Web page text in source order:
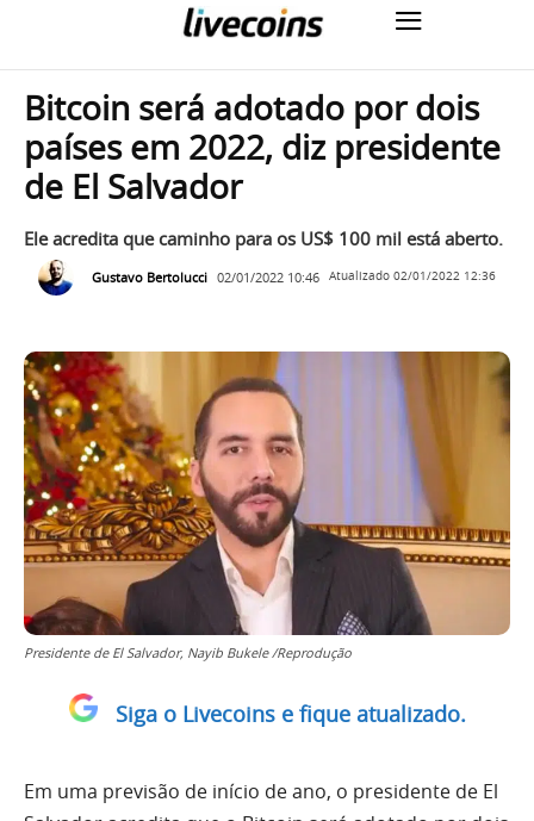
Bitcoin será adotado por dois
países em 2022, diz presidente
de El Salvador
Ele acredita que caminho para os US$ 100 mil está aberto.
Gustavo Bertolucci 02/01/2022 10:46 Atualizado 02/01/2022 12:36
Presidente de El Salvador, Nayib Bukele /Reprodução
Siga o Livecoins e fique atualizado.
Em uma previsão de início de ano, o presidente de El